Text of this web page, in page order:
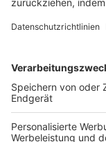
FOLGE DEM
TOP-VEREINE